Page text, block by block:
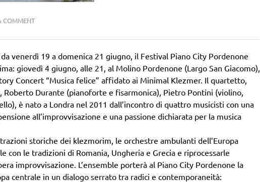
COMMENT
venerdì 19 a domenica 21 giugno, il Festival Piano City Pordenone
giovedì 4 giugno, alle 21, al Molino Pordenone (Largo San Giacomo),
Concert “Musica felice” affidato ai Minimal Klezmer. Il quartetto,
Roberto Durante (pianoforte e fisarmonica), Pietro Pontini (violino,
è nato a Londra nel 2011 dall’incontro di quattro musicisti con una
all’improvvisazione e una passione dichiarata per la musica
storiche dei klezmorim, le orchestre ambulanti dell’Europa
le tradizioni di Romania, Ungheria e Grecia e riprocessarle
improvvisazione. L’ensemble porterà al Piano City Pordenone la
centrale in un dialogo serrato tra radici e contemporaneità: